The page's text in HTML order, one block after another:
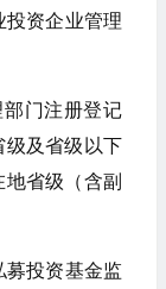
资企业管理
门注册登记
级及省级以下
省级（含副
投资基金监